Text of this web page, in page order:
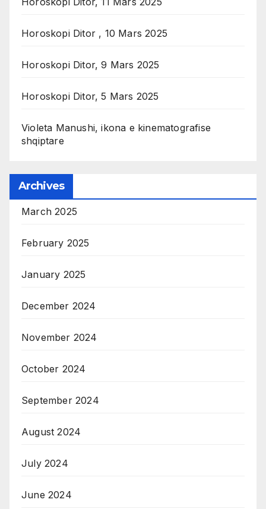
Horoskopi Ditor , 10 Mars 2025
Horoskopi Ditor, 9 Mars 2025
Horoskopi Ditor, 5 Mars 2025
Violeta Manushi, ikona e kinematografise
shqiptare
Archives
March 2025
February 2025
January 2025
December 2024
November 2024
October 2024
September 2024
August 2024
July 2024
June 2024